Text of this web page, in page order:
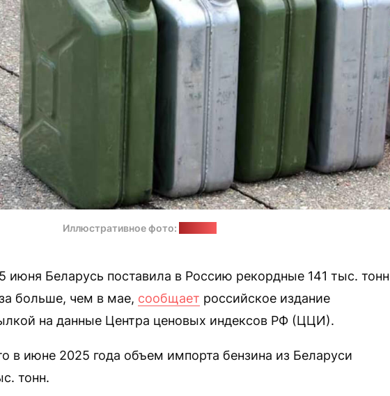
Иллюстративное фото:
июня Беларусь поставила в Россию рекордные 141 тыс. тонн
больше, чем в мае, сообщает российское издание
на данные Центра ценовых индексов РФ (ЦЦИ).
в июне 2025 года объем импорта бензина из Беларуси
тонн.